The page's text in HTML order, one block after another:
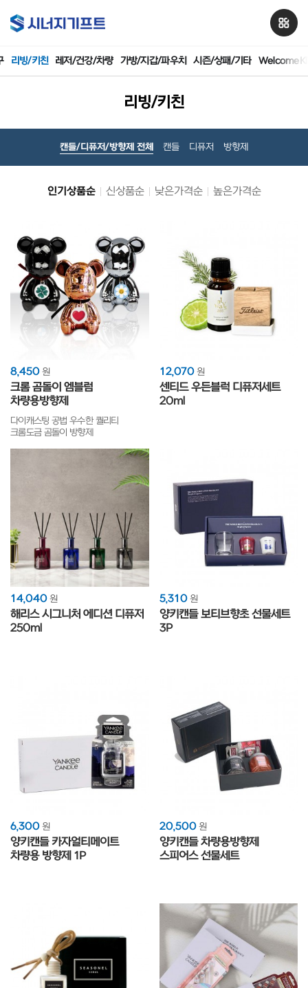
리빙/키친 레저/건강/차량 가방/지갑/파우치 시즌/상패/기타
리빙/키친
캔들/디퓨저/방향제 전체 캔들 디퓨저 방향제
인기상품순 신상품순 낮은가격순 높은가격순
8,450 원
크롬 곰돌이 엠블럼
차량용방향제
다이캐스팅 공법 우수한 퀄리티
크롬도금 곰돌이 방향제
12,070 원
센티드 우든블럭 디퓨저세트
20ml
14,040 원
해리스 시그니처 에디션 디퓨저
250ml
5,310 원
양키캔들 보티브향초 선물세트
3P
6,300 원
양키캔들 카자얼티메이트
차량용 방향제 1P
20,500 원
양키캔들 차량용방향제
스피어스 선물세트